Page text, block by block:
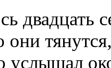
двадцать
они
услышал